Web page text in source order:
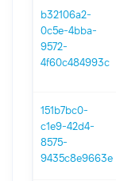
b32106a2-
0c5e-4bba-
9572-
4f60c484993c
151b7bc0-
c1e9-42d4-
8575-
9435c8e9663e